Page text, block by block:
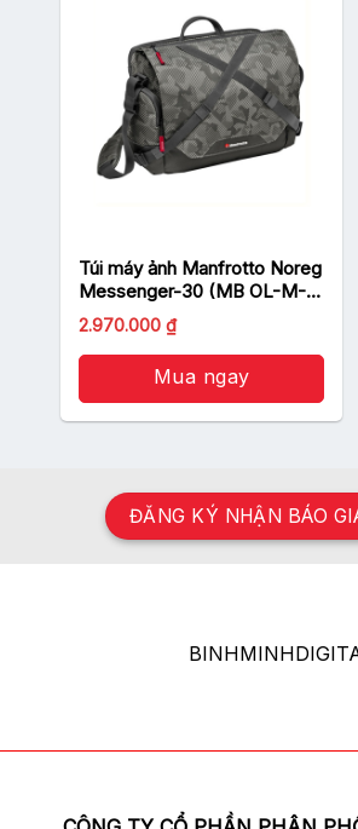
Thiết kế sang trọng và cổ điển​
iPad và các phụ kiện khác.
an toàn của các thiết bị của bạn.
Túi máy ảnh Manfrotto Noreg
Messenger-30 (MB OL-M-
30)
2.970.000₫
Mua ngay
ĐĂNG KÝ NHẬN BÁO